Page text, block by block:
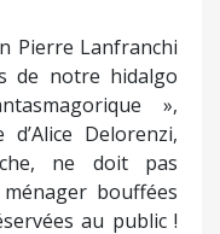
animé et
metteuse en
avec maintes
et en Italie.
Adam a conçu ses
le texte ». A la